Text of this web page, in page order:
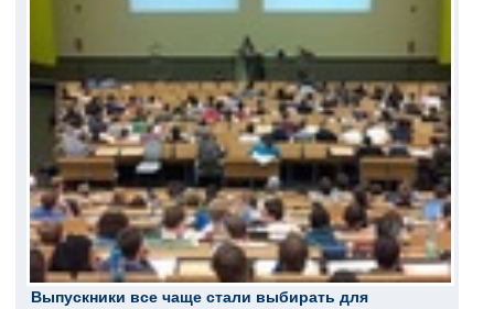
Выпускники все чаще стали выбирать для